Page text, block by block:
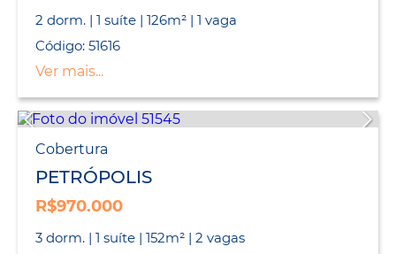
2 dorm. | 1 suíte | 126m² | 1 vaga
Código: 51616
Ver mais...
Cobertura
PETRÓPOLIS
R$970.000
3 dorm. | 1 suíte | 152m² | 2 vagas